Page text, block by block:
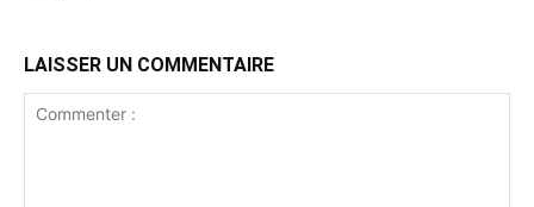
LAISSER UN COMMENTAIRE